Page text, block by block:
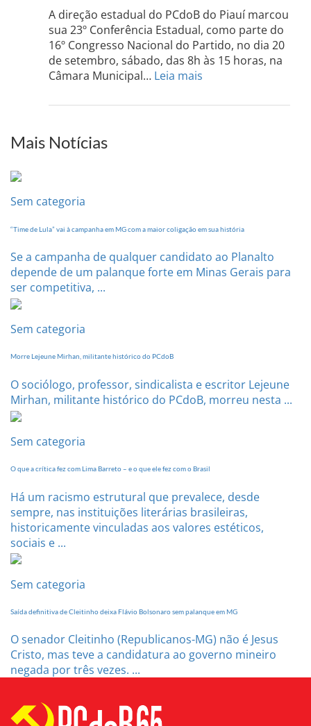
do
Sul
dia
A direção estadual do PCdoB do Piauí marcou
sua 23º Conferência Estadual, como parte do
16º Congresso Nacional do Partido, no dia 20
de setembro, sábado, das 8h às 15 horas, na
Câmara Municipal… Leia mais
PI
setembro
Mais Notícias
Sem categoria
“Time de Lula” vai à campanha em MG com a maior coligação em sua história
Se a campanha de qualquer candidato ao Planalto
depende de um palanque forte em Minas Gerais para
ser competitiva, ...
Sem categoria
Morre Lejeune Mirhan, militante histórico do PCdoB
O sociólogo, professor, sindicalista e escritor Lejeune
Mirhan, militante histórico do PCdoB, morreu nesta ...
Sem categoria
O que a crítica fez com Lima Barreto – e o que ele fez com o Brasil
Há um racismo estrutural que prevalece, desde
sempre, nas instituições literárias brasileiras,
historicamente vinculadas aos valores estéticos,
sociais e ...
Sem categoria
Saída definitiva de Cleitinho deixa Flávio Bolsonaro sem palanque em MG
O senador Cleitinho (Republicanos-MG) não é Jesus
Cristo, mas teve a candidatura ao governo mineiro
negada por três vezes. ...